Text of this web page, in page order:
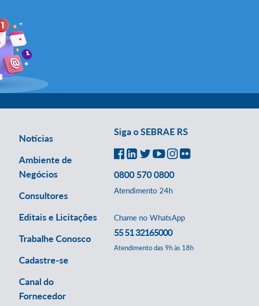
Notícias
Ambiente de
Negócios
Consultores
Editais e Licitações
Trabalhe Conosco
Cadastre-se
Canal do
Fornecedor
Siga o SEBRAE RS
0800 570 0800
Atendimento 24h
Chame no WhatsApp
55 51 32165000
Atendimento das 9h às 18h